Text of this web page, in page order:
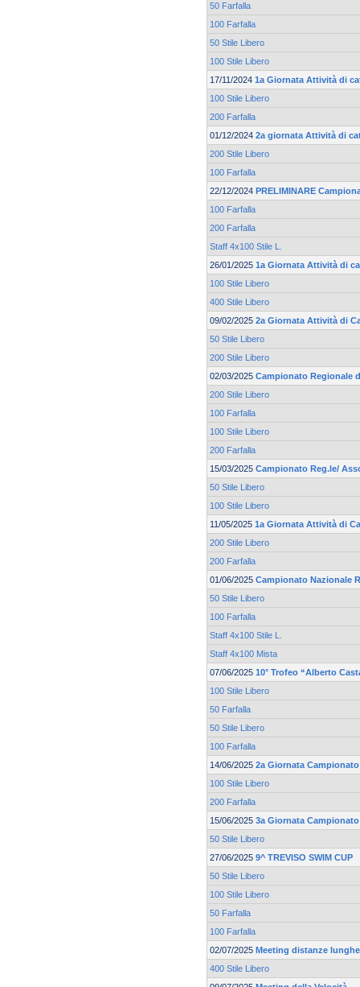
50 Farfalla
100 Farfalla
50 Stile Libero
100 Stile Libero
17/11/2024 1a Giornata Attività di
100 Stile Libero
200 Farfalla
01/12/2024 2a giornata Attività di
200 Stile Libero
100 Farfalla
22/12/2024 PRELIMINARE
100 Farfalla
200 Farfalla
Staff 4x100 Stile L.
26/01/2025 1a Giornata Attività di
100 Stile Libero
400 Stile Libero
09/02/2025 2a Giornata Attività di
50 Stile Libero
200 Stile Libero
02/03/2025 Campionato Regionale
200 Stile Libero
100 Farfalla
100 Stile Libero
200 Farfalla
15/03/2025 Campionato Reg.le/
50 Stile Libero
100 Stile Libero
11/05/2025 1a Giornata Attività di
200 Stile Libero
200 Farfalla
01/06/2025 Campionato Nazionale
50 Stile Libero
100 Farfalla
Staff 4x100 Stile L.
Staff 4x100 Mista
07/06/2025 10° Trofeo “Alberto
100 Stile Libero
50 Farfalla
50 Stile Libero
100 Farfalla
14/06/2025 2a Giornata
100 Stile Libero
200 Farfalla
15/06/2025 3a Giornata
50 Stile Libero
27/06/2025 9^ TREVISO SWIM CUP
50 Stile Libero
100 Stile Libero
50 Farfalla
100 Farfalla
02/07/2025 Meeting distanze
400 Stile Libero